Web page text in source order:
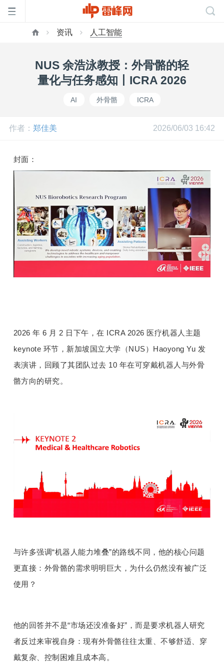
公
开
中
心
专
机
资讯 人工智能
NUS 余浩泳教授：外骨骼的轻
量化与任务感知丨ICRA 2026
AI 外骨骼 ICRA
作者： 郑佳美 2026/06/03 16:42
封面：
2026 年 6 月 2 日下午，在 ICRA 2026 医疗机器人主题
keynote 环节，新加坡国立大学（NUS）Haoyong Yu 发
表演讲，回顾了其团队过去 10 年在可穿戴机器人与外骨
骼方向的研究。
与许多强调“机器人能力堆叠”的路线不同，他的核心问题
更直接：外骨骼的需求明明巨大，为什么仍然没有被广泛
使用？
他的回答并不是“市场还没准备好”，而是要求机器人研究
者反过来审视自身：现有外骨骼往往太重、不够舒适、穿
戴复杂、控制困难且成本高。